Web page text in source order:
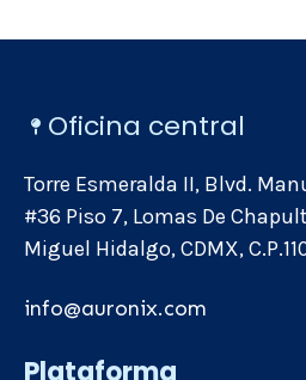
Oficina central
Torre Esmeralda II, Blvd.
#36 Piso 7, Lomas De
Miguel Hidalgo, CDMX,
info@auronix.com
Plataforma